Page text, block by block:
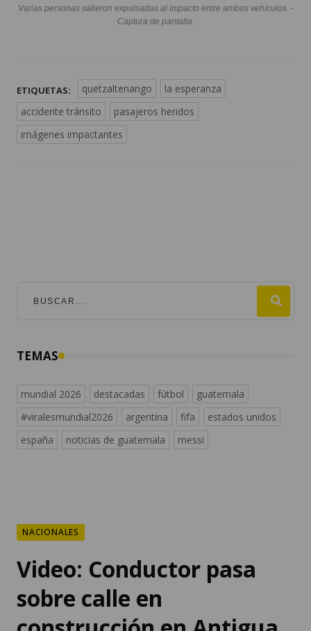
Varias personas salieron expulsadas al impacto entre ambos vehículos. -
Captura de pantalla.
ETIQUETAS: quetzaltenango
la esperanza
accidente tránsito
pasajeros heridos
imágenes impactantes
mundial 2026
españa
noticias de guatemala messi
Video: Conductor pasa
sobre calle en
construcción en Antigua
Guatemala